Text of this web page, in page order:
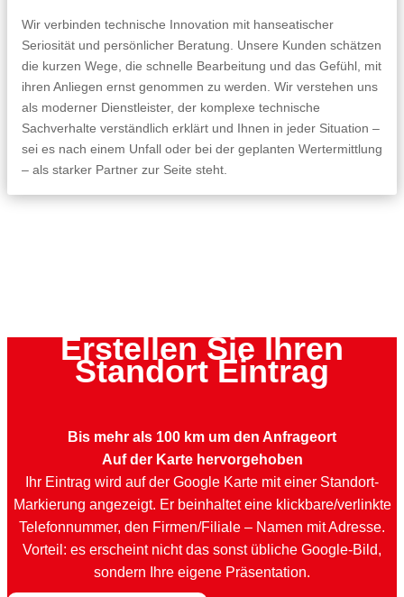
Wir verbinden technische Innovation mit hanseatischer
Seriosität und persönlicher Beratung. Unsere Kunden schätzen
die kurzen Wege, die schnelle Bearbeitung und das Gefühl, mit
ihren Anliegen ernst genommen zu werden. Wir verstehen uns
als moderner Dienstleister, der komplexe technische
Sachverhalte verständlich erklärt und Ihnen in jeder Situation –
sei es nach einem Unfall oder bei der geplanten Wertermittlung
– als starker Partner zur Seite steht.
Erstellen Sie Ihren
Standort Eintrag
Bis mehr als 100 km um den Anfrageort
Auf der Karte hervorgehoben
Ihr Eintrag wird auf der Google Karte mit einer Standort-
Markierung angezeigt. Er beinhaltet eine klickbare/verlinkte
Telefonnummer, den Firmen/Filiale – Namen mit Adresse.
Vorteil: es erscheint nicht das sonst übliche Google-Bild,
sondern Ihre eigene Präsentation.